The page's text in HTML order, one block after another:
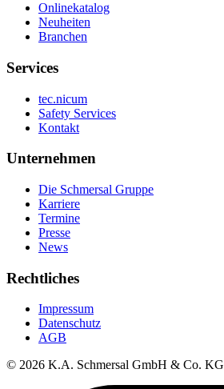
Onlinekatalog
Neuheiten
Branchen
Services
tec.nicum
Safety Services
Kontakt
Unternehmen
Die Schmersal Gruppe
Karriere
Termine
Presse
News
Rechtliches
Impressum
Datenschutz
AGB
© 2026 K.A. Schmersal GmbH & Co. KG